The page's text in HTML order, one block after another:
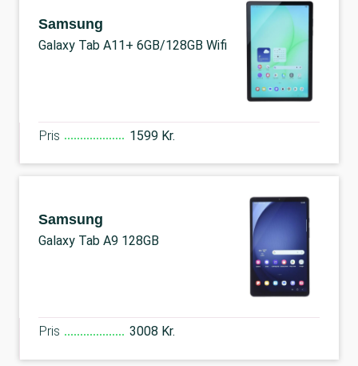
Samsung
Galaxy Tab A11+ 6GB/128GB Wifi
Pris 1599 Kr.
Samsung
Galaxy Tab A9 128GB
Pris 3008 Kr.